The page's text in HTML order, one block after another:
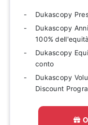
Dukascopy
Dukascopy
100%
Dukascopy
conto
Dukascopy
Discount